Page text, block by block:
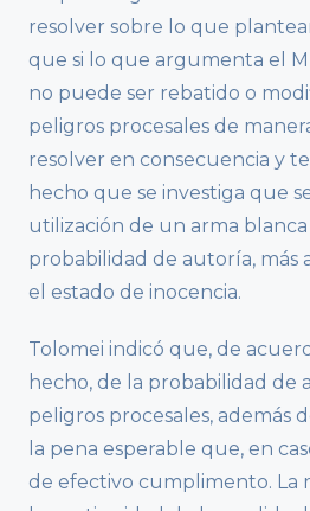
resolver sobre lo que
que si lo que argumenta el
no puede ser rebatido o
peligros procesales de
resolver en consecuencia y
hecho que se investiga que
utilización de un arma blanca
probabilidad de autoría, más
el estado de inocencia.
Tolomei indicó que, de
hecho, de la probabilidad de
peligros procesales, además
la pena esperable que, en
de efectivo cumplimento. La